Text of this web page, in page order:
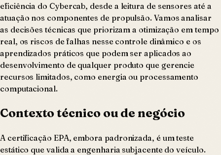
eficiência do Cybercab, desde a leitura de sensores até a
atuação nos componentes de propulsão. Vamos analisar
as decisões técnicas que priorizam a otimização em tempo
real, os riscos de falhas nesse controle dinâmico e os
aprendizados práticos que podem ser aplicados ao
desenvolvimento de qualquer produto que gerencie
recursos limitados, como energia ou processamento
computacional.
Contexto técnico ou de negócio
A certificação EPA, embora padronizada, é um teste
estático que valida a engenharia subjacente do veículo.